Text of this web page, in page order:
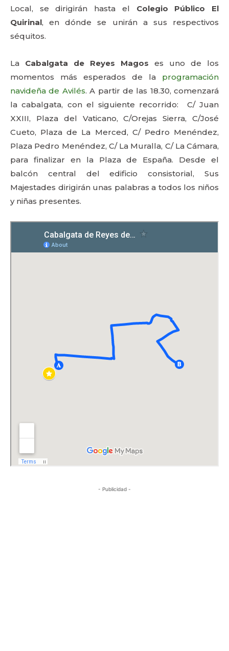
Local, se dirigirán hasta el Colegio Público El
Quirinal, en dónde se unirán a sus respectivos
séquitos.
La Cabalgata de Reyes Magos es uno de los
momentos más esperados de la programación
navideña de Avilés. A partir de las 18.30, comenzará
la cabalgata, con el siguiente recorrido: C/ Juan
XXIII, Plaza del Vaticano, C/Orejas Sierra, C/José
Cueto, Plaza de La Merced, C/ Pedro Menéndez,
Plaza Pedro Menéndez, C/ La Muralla, C/ La Cámara,
para finalizar en la Plaza de España. Desde el
balcón central del edificio consistorial, Sus
Majestades dirigirán unas palabras a todos los niños
y niñas presentes.
- Publicidad -